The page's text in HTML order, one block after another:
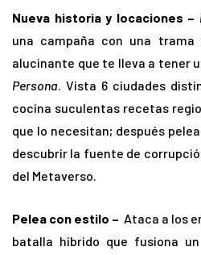
Nueva historia y locaciones –
una campaña con una
alucinante que te lleva a tener
Persona. Vista 6 ciudades
cocina suculentas recetas
que lo necesitan; después
descubrir la fuente de
del Metaverso.
Pelea con estilo – Ataca a los
batalla híbrido que fusiona